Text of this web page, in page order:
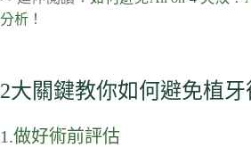
分析！
2大關鍵教你如何避免植牙
1.做好術前評估